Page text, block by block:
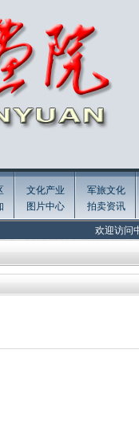
文化产业
图片中心
军旅文化
拍卖资讯
欢迎访问中國